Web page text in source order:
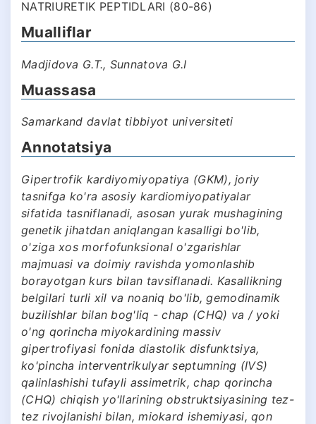
NATRIURETIK PEPTIDLARI (80-86)
Mualliflar
Madjidova G.T., Sunnatova G.I
Muassasa
Samarkand davlat tibbiyot universiteti
Annotatsiya
Gipertrofik kardiyomiyopatiya (GKM), joriy
tasnifga ko'ra asosiy kardiomiyopatiyalar
sifatida tasniflanadi, asosan yurak mushagining
genetik jihatdan aniqlangan kasalligi bo'lib,
o'ziga xos morfofunksional o'zgarishlar
majmuasi va doimiy ravishda yomonlashib
borayotgan kurs bilan tavsiflanadi. Kasallikning
belgilari turli xil va noaniq bo'lib, gemodinamik
buzilishlar bilan bog'liq - chap (CHQ) va / yoki
o'ng qorincha miyokardining massiv
gipertrofiyasi fonida diastolik disfunktsiya,
ko'pincha interventrikulyar septumning (IVS)
qalinlashishi tufayli assimetrik, chap qorincha
(CHQ) chiqish yo'llarining obstruktsiyasining tez-
tez rivojlanishi bilan, miokard ishemiyasi, qon